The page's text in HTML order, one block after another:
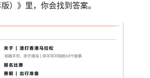
）》里，你会找到答案。